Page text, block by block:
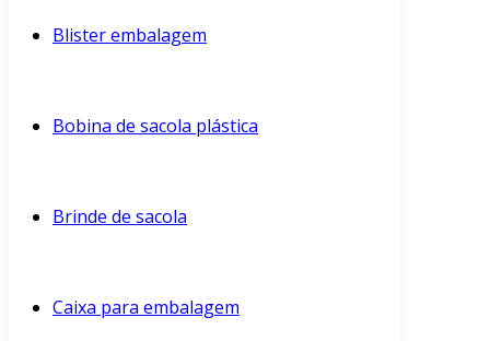
Blister embalagem
Bobina de sacola plástica
Brinde de sacola
Caixa para embalagem